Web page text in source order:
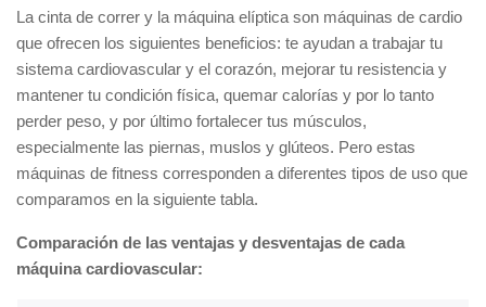
La cinta de correr y la máquina elíptica son máquinas de cardio
que ofrecen los siguientes beneficios: te ayudan a trabajar tu
sistema cardiovascular y el corazón, mejorar tu resistencia y
mantener tu condición física, quemar calorías y por lo tanto
perder peso, y por último fortalecer tus músculos,
especialmente las piernas, muslos y glúteos. Pero estas
máquinas de fitness corresponden a diferentes tipos de uso que
comparamos en la siguiente tabla.
Comparación de las ventajas y desventajas de cada
máquina cardiovascular: